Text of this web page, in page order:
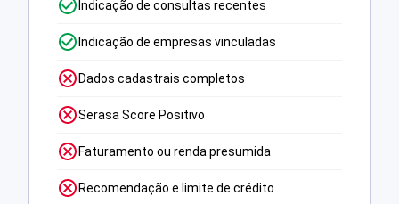
Indicação de consultas recentes
Indicação de empresas vinculadas
Dados cadastrais completos
Serasa Score Positivo
Faturamento ou renda presumida
Recomendação e limite de crédito